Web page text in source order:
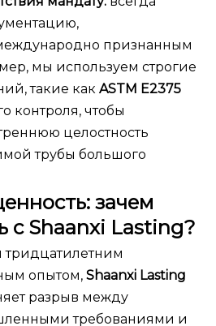
признанным
мы используем строгие
такие как ASTM E2375
контроля, чтобы
целостность
трубы большого
зачем
с Shaanxi Lasting?
тридцатилетним
опытом, Shaanxi Lasting
разрыв между
требованиями и